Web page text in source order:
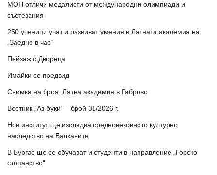
МОН отличи медалисти от международни олимпиади и
състезания
250 ученици учат и развиват умения в Лятната академия на
„Заедно в час“
Пейзаж с Двореца
Имайки се предвид
Снимка на броя: Лятна академия в Габрово
Вестник „Аз-буки“ – брой 31/2026 г.
Нов институт ще изследва средновековното културно
наследство на Балканите
В Бургас ще се обучават и студенти в направление „Горско
стопанство“